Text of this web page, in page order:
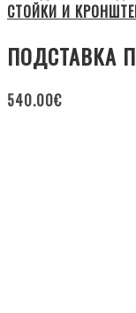
СТОЙКИ И
ПОДСТАВКА
540.00€